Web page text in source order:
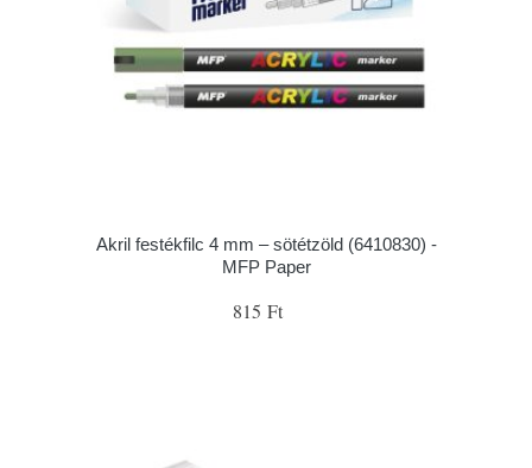
Akril festékfilc 4 mm – sötétzöld (6410830) -
MFP Paper
815 Ft